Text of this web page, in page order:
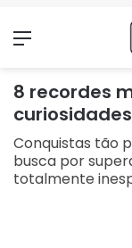
Menu
8 recordes
Conquistas tão
busca por
totalmente